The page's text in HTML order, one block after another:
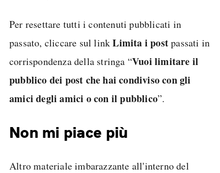
Per resettare tutti i contenuti pubblicati in
passato, cliccare sul linkLimita i postpassati in
corrispondenza della stringa “Vuoi limitare il
pubblico dei post che hai condiviso con gli
amici degli amici o con il pubblico”.
Non mi piace più
Altro materiale imbarazzante all'interno del